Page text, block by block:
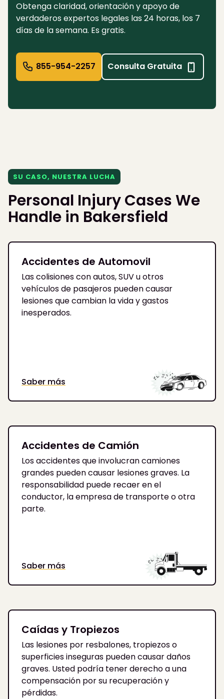
Obtenga claridad, orientación y apoyo de
verdaderos expertos legales las 24 horas, los 7
días de la semana. Es gratis.
855-954-2257 Consulta Gratuita
SU CASO, NUESTRA LUCHA
Personal Injury Cases We
Handle in Bakersfield
Accidentes de Automovil
Las colisiones con autos, SUV u otros
vehículos de pasajeros pueden causar
lesiones que cambian la vida y gastos
inesperados.
Saber más
Accidentes de Camión
Los accidentes que involucran camiones
grandes pueden causar lesiones graves. La
responsabilidad puede recaer en el
conductor, la empresa de transporte o otra
parte.
Saber más
Caídas y Tropiezos
Las lesiones por resbalones, tropiezos o
superficies inseguras pueden causar daños
graves. Usted podría tener derecho a una
compensación por su recuperación y
pérdidas.